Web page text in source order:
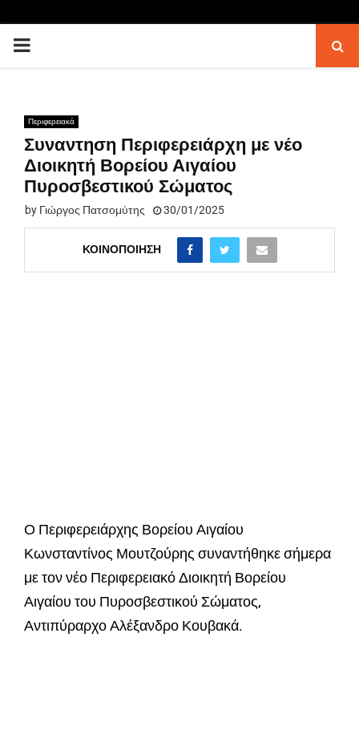
PRIMARY
Περιφερειακά
Συναντηση Περιφερειάρχη με νέο
Διοικητή Βορείου Αιγαίου
Πυροσβεστικού Σώματος
by Γιώργος Πατσομύτης 30/01/2025
ΚΟΙΝΟΠΟΊΗΣΗ
Ο Περιφερειάρχης Βορείου Αιγαίου
Κωνσταντίνος Μουτζούρης συναντήθηκε σήμερα
με τον νέο Περιφερειακό Διοικητή Βορείου
Αιγαίου του Πυροσβεστικού Σώματος,
Αντιπύραρχο Αλέξανδρο Κουβακά.